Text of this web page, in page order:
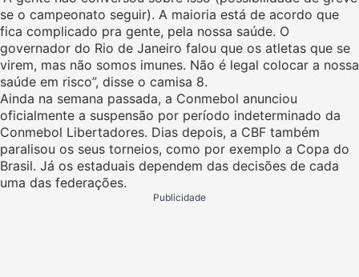
se o campeonato seguir). A maioria está de acordo que
fica complicado pra gente, pela nossa saúde. O
governador do Rio de Janeiro falou que os atletas que se
virem, mas não somos imunes. Não é legal colocar a nossa
saúde em risco”, disse o camisa 8.
Ainda na semana passada, a Conmebol anunciou
oficialmente a suspensão por período indeterminado da
Conmebol Libertadores. Dias depois, a CBF também
paralisou os seus torneios, como por exemplo a Copa do
Brasil. Já os estaduais dependem das decisões de cada
uma das federações.
Publicidade